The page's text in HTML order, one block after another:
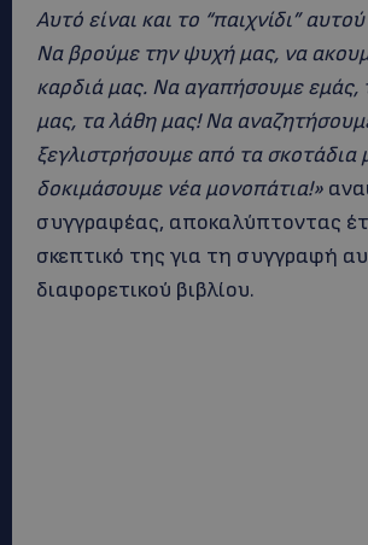
Αυτό είναι και το “παιχνίδι”
Να βρούμε την ψυχή μας, να
καρδιά μας. Να αγαπήσουμε εμάς,
μας, τα λάθη μας! Να
ξεγλιστρήσουμε από τα σκοτάδια
δοκιμάσουμε νέα μονοπάτια!»
συγγραφέας, αποκαλύπτοντας
σκεπτικό της για τη συγγραφή
διαφορετικού βιβλίου.